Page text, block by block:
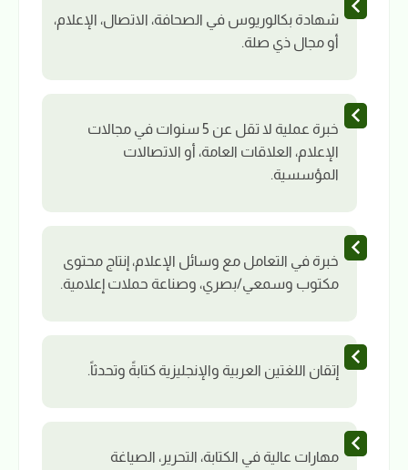
شهادة بكالوريوس في الصحافة، الاتصال، الإعلام،
أو مجال ذي صلة.
خبرة عملية لا تقل عن 5 سنوات في مجالات
الإعلام، العلاقات العامة، أو الاتصالات
المؤسسية.
خبرة في التعامل مع وسائل الإعلام، إنتاج محتوى
مكتوب وسمعي/بصري، وصناعة حملات إعلامية.
إتقان اللغتين العربية والإنجليزية كتابةً وتحدثاً.
مهارات عالية في الكتابة، التحرير، الصياغة